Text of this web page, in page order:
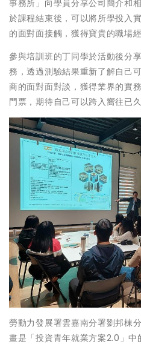
事務所」向學員分享公司簡介和
於課程結束後，可以將所學投入
的面對面接觸，獲得寶貴的職場經
參與培訓班的丁同學於活動後分
務，透過測驗結果重新了解自己
商的面對面對談，獲得業界的實
門票，期待自己可以跨入嚮往已久
勞動力發展署雲嘉南分署劉邦棟
畫是「投資青年就業方案2.0」中